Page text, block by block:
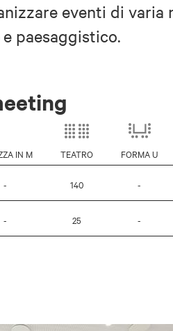
eventi di varia
paesaggistico.
IN M TEATRO FORMA U
- 140 -
- 25 -